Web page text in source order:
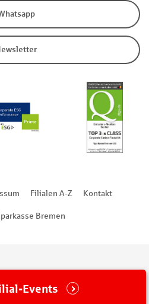
Events
Filialen A-Z Kontakt
Bremen